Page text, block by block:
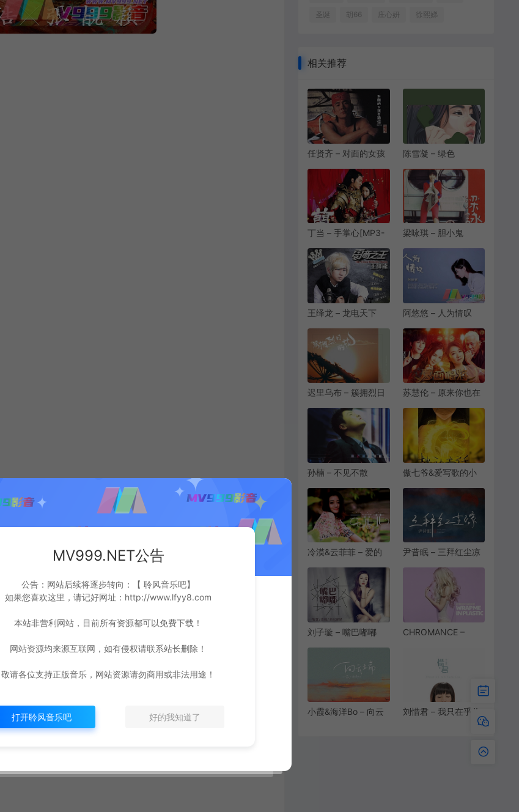
圣诞 胡66 庄心妍 徐熙娣
相关推荐
任贤齐 – 对面的女孩
320K/FLAC]
[7.42M/22.6M]
陈雪凝 – 绿色
[10.3M/30.4M]
丁当 – 手掌心[MP3-
[10.1M/27.0M]
梁咏琪 – 胆小鬼
[10.3M/27.7M]
王绎龙 – 龙电天下
320K/FLAC]
[7.65M/20.8M]
阿悠悠 – 人为情叹
[9.96M/27.3M]
迟里乌布 – 簇拥烈日
320K/FLAC]
[8.85M/22.9M]
苏慧伦 – 原来你也在
320K/FLAC]
[9.15M/25.5M]
孙楠 – 不见不散
[9.39M/25.5M]
傲七爷&爱写歌的小
320K/FLAC]
冷漠&云菲菲 – 爱的
320K/FLAC]
[11.4M/34.5M]
尹昔眠 – 三拜红尘凉
[7.20M/20.0M]
刘子璇 – 嘴巴嘟嘟
CHROMANCE –
[7.63M/23.2M]
小霞&海洋Bo – 向云
刘惜君 – 我只在乎你
MV999.NET公告
公告：网站后续将逐步转向：【 聆风音乐吧】
如果您喜欢这里，请记好网址：http://www.lfyy8.com
本站非营利网站，目前所有资源都可以免费下载！
网站资源均来源互联网，如有侵权请联系站长删除！
敬请各位支持正版音乐，网站资源请勿商用或非法用途！
打开聆风音乐吧 好的我知道了